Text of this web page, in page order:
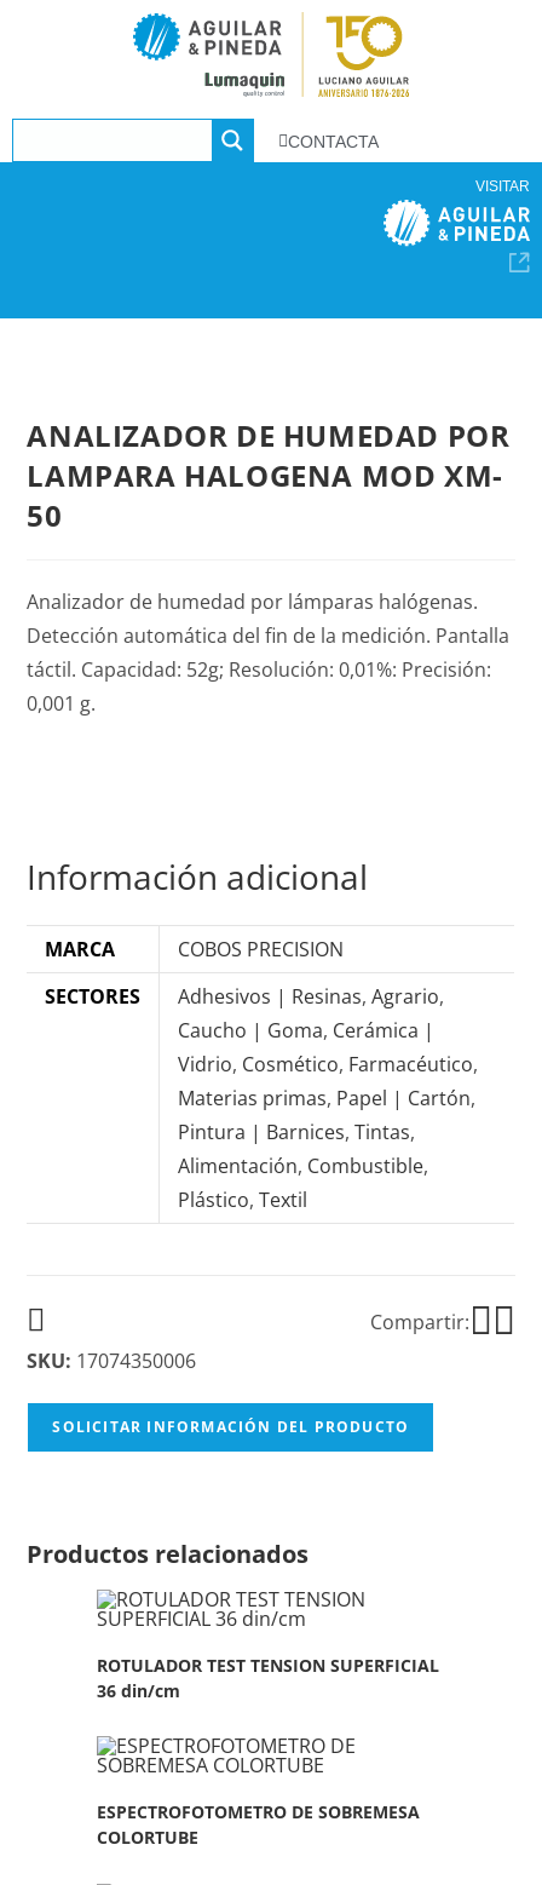
CONTACTA
VISITAR
ANALIZADOR DE HUMEDAD POR
LAMPARA HALOGENA MOD XM-
50
Analizador de humedad por lámparas halógenas.
Detección automática del fin de la medición. Pantalla
táctil. Capacidad: 52g; Resolución: 0,01%: Precisión:
0,001 g.
Información adicional
MARCA
COBOS PRECISION
SECTORES
Adhesivos | Resinas,Agrario,
Caucho | Goma, Cerámica |
Vidrio, Cosmético, Farmacéutico,
Materias primas, Papel | Cartón,
Pintura | Barnices,Tintas,
Alimentación, Combustible,
Plástico,Textil
Compartir:
SKU: 17074350006
SOLICITAR INFORMACIÓN DEL PRODUCTO
Productos relacionados
ROTULADOR TEST TENSION SUPERFICIAL
36 din/cm
ESPECTROFOTOMETRO DE SOBREMESA
COLORTUBE